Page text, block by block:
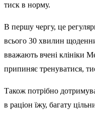
тиск в норму.
В першу чергу, це
всього 30 хвилин
вважають вчені клініки
припиняє тренуватися,
Також потрібно
в раціон їжу, багату